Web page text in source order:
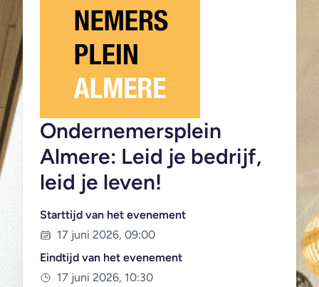
Ondernemersplein
Almere: Leid je bedrijf,
leid je leven!
Starttijd van het evenement
17 juni 2026, 09:00
Eindtijd van het evenement
17 juni 2026, 10:30